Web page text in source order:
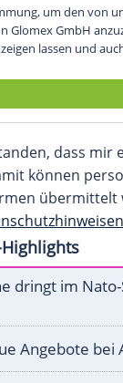
um den von
Glomex GmbH
lassen und
dass mir
können
übermittelt
dringt im
Angebote bei